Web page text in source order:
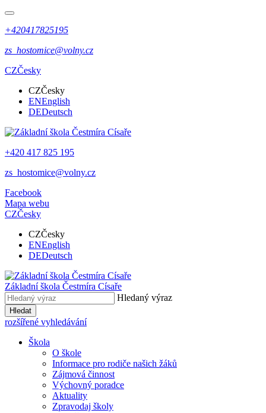
+420417825195
zs_hostomice@volny.cz
CZČesky
CZČesky
ENEnglish
DEDeutsch
+420 417 825 195
zs_hostomice@volny.cz
Facebook
Mapa webu
CZČesky
CZČesky
ENEnglish
DEDeutsch
Základní škola Čestmíra Císaře
Hledaný výraz
Hledat
rozšířené vyhledávání
Škola
O škole
Informace pro rodiče našich žáků
Zájmová činnost
Výchovný poradce
Aktuality
Zpravodaj školy